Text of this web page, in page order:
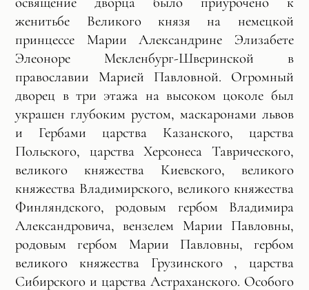
женитьбе Великого князя на немецкой
принцессе Марии Александрине Элизабете
Элеоноре Мекленбург-Шверинской в
православии Марией Павловной. Огромный
дворец в три этажа на высоком цоколе был
украшен глубоким рустом, маскаронами львов
и Гербами царства Казанского, царства
Польского, царства Херсонеса Таврического,
великого княжества Киевского, великого
княжества Владимирского, великого княжества
Финляндского, родовым гербом Владимира
Александровича, вензелем Марии Павловны,
родовым гербом Марии Павловны, гербом
великого княжества Грузинского , царства
Сибирского и царства Астраханского. Особого